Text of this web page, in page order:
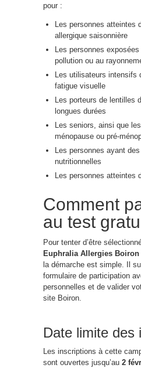
pour :
Les personnes atteintes
allergique saisonnière
Les personnes
pollution ou au
Les utilisateurs intensifs
fatigue visuelle
Les porteurs de lentilles
longues durées
Les seniors, ainsi que
ménopause ou pré-
Les personnes ayant
nutritionnelles
Les personnes atteintes
Comment
au test
Pour tenter d’être
Euphralia Allergies Boiron
la démarche est simple. Il
formulaire de participation
personnelles et de valider
site Boiron.
Date limite des
Les inscriptions à cette
sont ouvertes jusqu’au 2